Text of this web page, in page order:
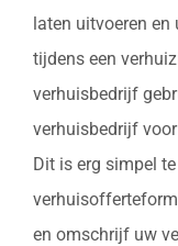
laten uitvoeren en
tijdens een
verhuisbedrijf
verhuisbedrijf
Dit is erg simpel
en omschrijf uw